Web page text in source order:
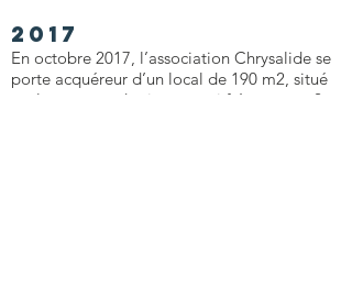
2017
En octobre 2017, l’association Chrysalide se
porte acquéreur d’un local de 190 m2, situé
sur le passage des jeunes qui fréquentent 2